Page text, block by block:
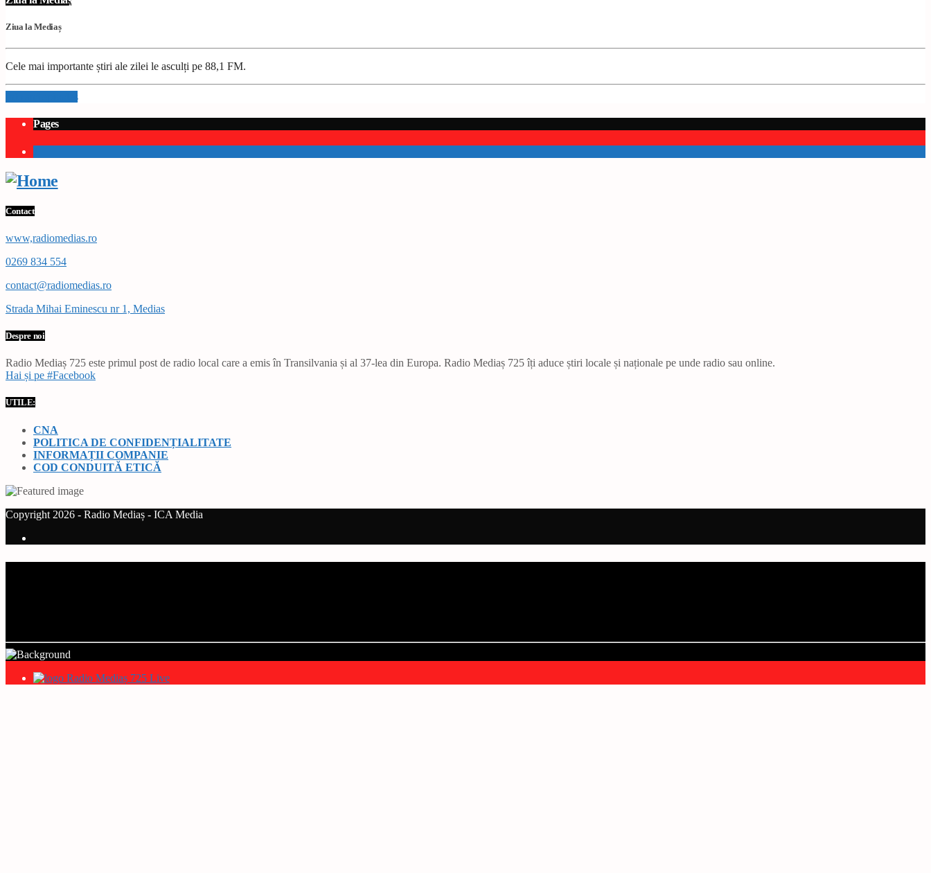
Ziua la Mediaș
Cele mai importante știri ale zilei le asculți pe 88,1 FM.
Info and episodes
Pages
Contact
www,radiomedias.ro
0269 834 554
contact@radiomedias.ro
Strada Mihai Eminescu nr 1, Medias
Despre noi
Radio Mediaș 725 este primul post de radio local care a emis în Transilvania și al 37-lea din Europa. Radio Mediaș 725 îți aduce știri locale și naționale pe unde radio sau online.
Hai și pe #Facebook
UTILE:
CNA
POLITICA DE CONFIDENȚIALITATE
INFORMAȚII COMPANIE
COD CONDUITĂ ETICĂ
Copyright 2026 - Radio Mediaș - ICA Media
Radio Mediaș 725 Live